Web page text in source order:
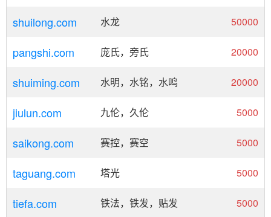
shuilong.com 水龙 50000
pangshi.com 庞氏，旁氏 20000
shuiming.com 水明，水铭，水鸣 20000
jiulun.com 九伦，久伦 5000
saikong.com 赛控，赛空 5000
taguang.com 塔光 5000
tiefa.com 铁法，铁发，贴发 5000